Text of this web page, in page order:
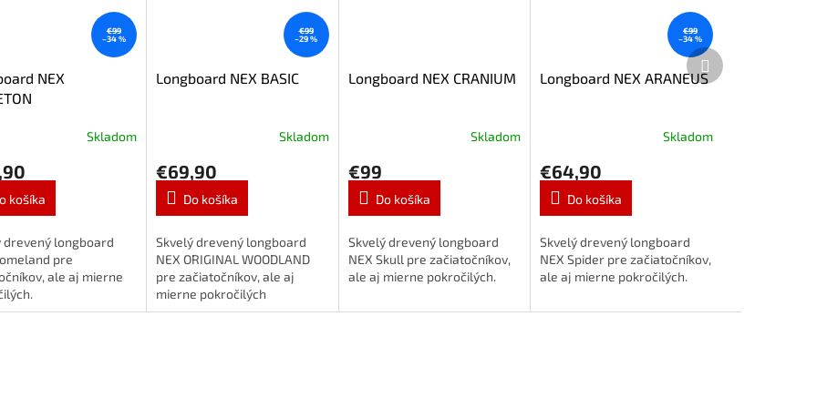
€99
–34 %
NEX
Skladom
košíka
drevený longboard
pre
ale aj mierne
€99
–29 %
Longboard NEX BASIC
Skladom
€69,90
Do košíka
Skvelý drevený longboard
NEX ORIGINAL WOODLAND
pre začiatočníkov, ale aj
mierne pokročilých
adrenalínových nadšencov.
Longboard NEX CRANIUM
Skladom
€99
Do košíka
Skvelý drevený longboard
NEX Skull pre začiatočníkov,
ale aj mierne pokročilých.
€99
–34 %
Longboard NEX ARANEUS
Skladom
€64,90
Do košíka
Skvelý drevený longboard
NEX Spider pre začiatočníkov,
ale aj mierne pokročilých.
Ďalší
produkt